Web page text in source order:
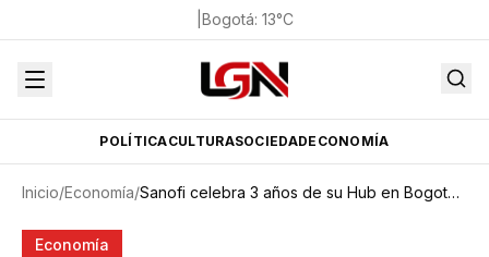
Bogotá: 13°C
POLÍTICACULTURASOCIEDADECONOMÍA
Inicio/Economía/ Sanofi celebra 3 años de su Hub en Bogotá: innovación, empleo y expansión global
Economía